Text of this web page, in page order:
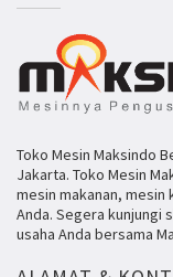
Toko Mesin Maksindo
Jakarta. Toko Mesin
mesin makanan, mesin
Anda. Segera kunjungi
usaha Anda bersama